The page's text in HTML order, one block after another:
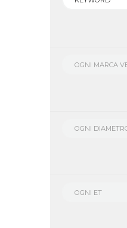
OGNI MARCA
OGNI
OGNI ET